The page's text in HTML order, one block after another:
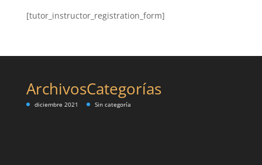
[tutor_instructor_registration_form]
Archivos
diciembre 2021
Categorías
Sin categoría